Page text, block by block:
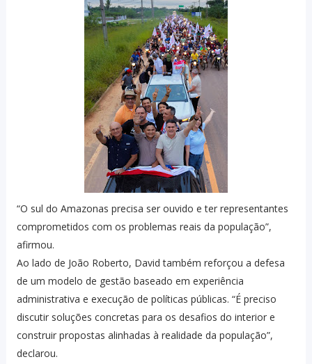
“O sul do Amazonas precisa ser ouvido e ter representantes
comprometidos com os problemas reais da população”,
afirmou.
Ao lado de João Roberto, David também reforçou a defesa
de um modelo de gestão baseado em experiência
administrativa e execução de políticas públicas. “É preciso
discutir soluções concretas para os desafios do interior e
construir propostas alinhadas à realidade da população”,
declarou.